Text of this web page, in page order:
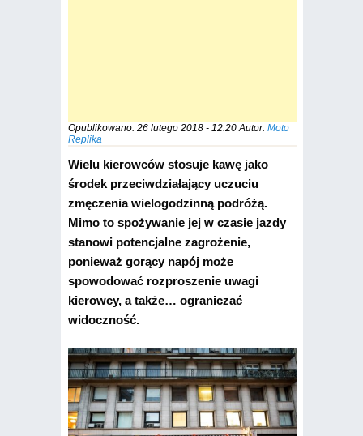
Opublikowano: 26 lutego 2018 - 12:20Autor: Moto
Replika
Wielu kierowców stosuje kawę jako
środek przeciwdziałający uczuciu
zmęczenia wielogodzinną podróżą.
Mimo to spożywanie jej w czasie jazdy
stanowi potencjalne zagrożenie,
ponieważ gorący napój może
spowodować rozproszenie uwagi
kierowcy, a także… ograniczać
widoczność.